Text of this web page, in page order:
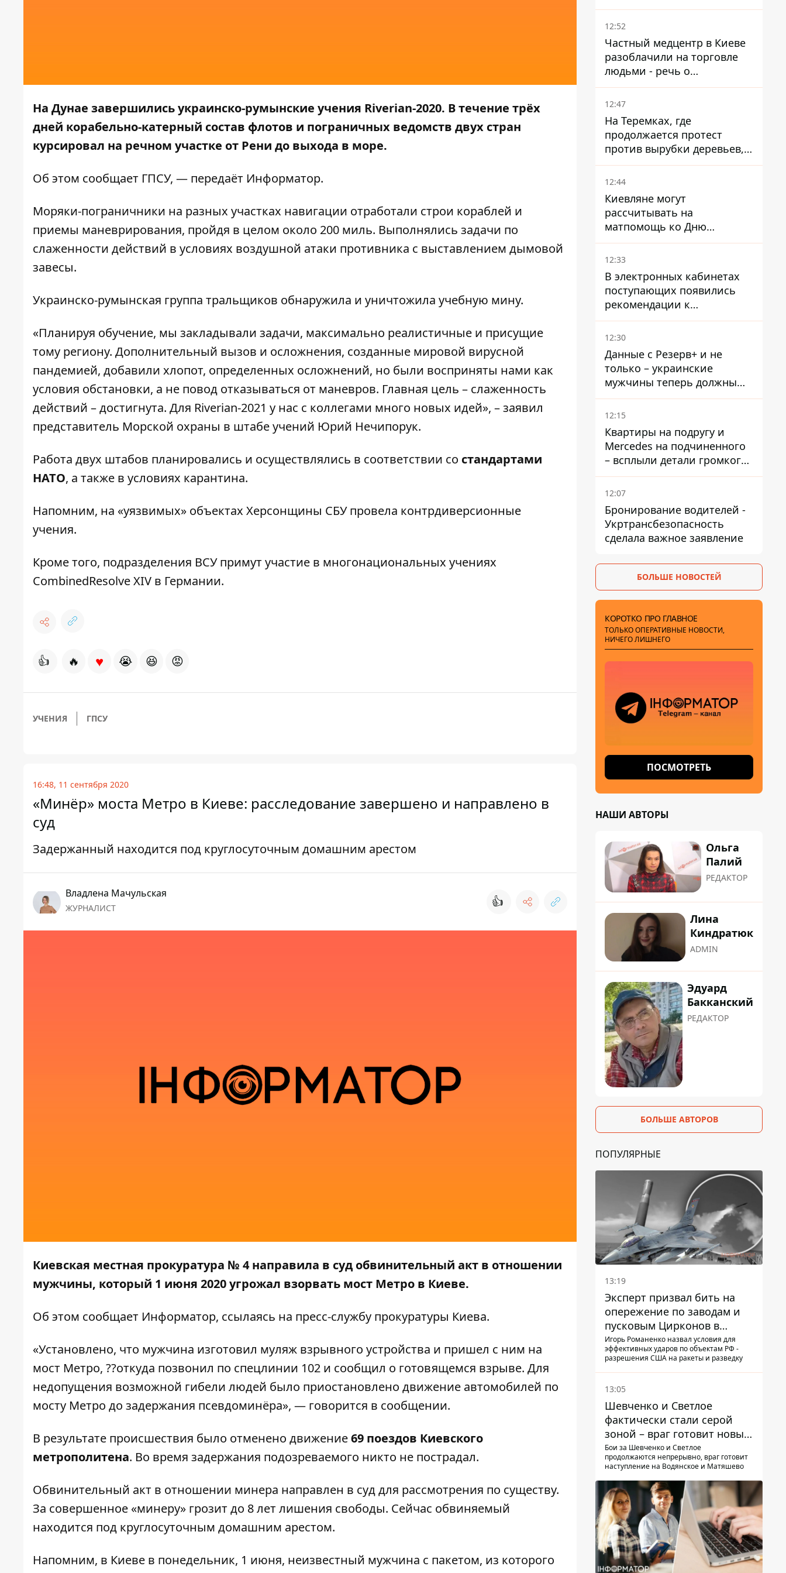
На Дунае завершились украинско-румынские учения Riverian-2020. В течение трёх
дней корабельно-катерный состав флотов и пограничных ведомств двух стран
курсировал на речном участке от Рени до выхода в море.
Об этом сообщает ГПСУ, — передаёт Информатор.
Моряки-пограничники на разных участках навигации отработали строи кораблей и
приемы маневрирования, пройдя в целом около 200 миль. Выполнялись задачи по
слаженности действий в условиях воздушной атаки противника с выставлением дымовой
завесы.
Украинско-румынская группа тральщиков обнаружила и уничтожила учебную мину.
«Планируя обучение, мы закладывали задачи, максимально реалистичные и присущие
тому региону. Дополнительный вызов и осложнения, созданные мировой вирусной
пандемией, добавили хлопот, определенных осложнений, но были восприняты нами как
условия обстановки, а не повод отказываться от маневров. Главная цель – слаженность
действий – достигнута. Для Riverian-2021 у нас с коллегами много новых идей», – заявил
представитель Морской охраны в штабе учений Юрий Нечипорук.
Работа двух штабов планировались и осуществлялись в соответствии со стандартами
НАТО, а также в условиях карантина.
Напомним, на «уязвимых» объектах Херсонщины СБУ провела контрдиверсионные
учения.
Кроме того, подразделения ВСУ примут участие в многонациональных учениях
CombinedResolve XIV в Германии.
👍 🔥 ♥ 😭 😆 😡
УЧЕНИЯ ГПСУ
16:48, 11 сентября 2020
«Минёр» моста Метро в Киеве: расследование завершено и направлено в
суд
Задержанный находится под круглосуточным домашним арестом
Владлена Мачульская
ЖУРНАЛИСТ 👍
Киевская местная прокуратура № 4 направила в суд обвинительный акт в отношении
мужчины, который 1 июня 2020 угрожал взорвать мост Метро в Киеве.
Об этом сообщает Информатор, ссылаясь на пресс-службу прокуратуры Киева.
«Установлено, что мужчина изготовил муляж взрывного устройства и пришел с ним на
мост Метро, ??откуда позвонил по спецлинии 102 и сообщил о готовящемся взрыве. Для
недопущения возможной гибели людей было приостановлено движение автомобилей по
мосту Метро до задержания псевдоминёра», — говорится в сообщении.
В результате происшествия было отменено движение69 поездов Киевского
метрополитена. Во время задержания подозреваемого никто не пострадал.
Обвинительный акт в отношении минера направлен в суд для рассмотрения по существу.
За совершенное «минеру» грозит до 8 лет лишения свободы. Сейчас обвиняемый
находится под круглосуточным домашним арестом.
Напомним, в Киеве в понедельник, 1 июня, неизвестный мужчина с пакетом, из которого
атаки на Добропольском
направлении
12:52
Частный медцентр в Киеве
разоблачили на торговле
людьми - речь о
суррогатном материнстве
12:47
На Теремках, где
продолжается протест
против вырубки деревьев,
произошла стычка со
спецназом полиции
12:44
Киевляне могут
рассчитывать на
матпомощь ко Дню
независимости - кому ее
дадут
12:33
В электронных кабинетах
поступающих появились
рекомендации к
зачислению на бакалавриат
и в магистратуру – что
12:30
Данные с Резерв+ и не
только – украинские
мужчины теперь должны
доказать непригодность к
службе, чтобы получить
12:15
Квартиры на подругу и
Mercedes на подчиненного
– всплыли детали громкого
дела НАБУ против
Стефанишиной
12:07
Бронирование водителей -
Укртрансбезопасность
сделала важное заявление
БОЛЬШЕ НОВОСТЕЙ
КОРОТКО ПРО ГЛАВНОЕ
ТОЛЬКО ОПЕРАТИВНЫЕ НОВОСТИ,
НИЧЕГО ЛИШНЕГО
ПОСМОТРЕТЬ
НАШИ АВТОРЫ
Ольга
Палий
РЕДАКТОР
Лина
Киндратюк
ADMIN
Эдуард
Бакканский
РЕДАКТОР
БОЛЬШЕ АВТОРОВ
ПОПУЛЯРНЫЕ
13:19
Эксперт призвал бить на
опережение по заводам и
пусковым Цирконов в
России
Игорь Романенко назвал условия для
эффективных ударов по объектам РФ -
разрешения США на ракеты и разведку
13:05
Шевченко и Светлое
фактически стали серой
зоной – враг готовит новые
атаки на Добропольском
направлении
Бои за Шевченко и Светлое
продолжаются непрерывно, враг готовит
наступление на Водянское и Матяшево